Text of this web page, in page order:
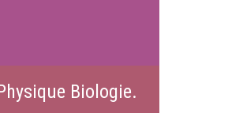
Biologie.